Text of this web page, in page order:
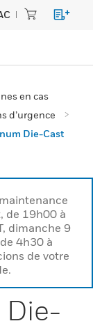
en cas
d’urgence
Die-Cast
de 19h00 à
dimanche 9
4h30 à
de votre
Die-